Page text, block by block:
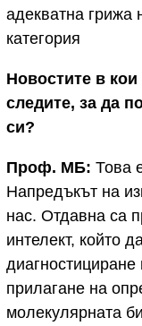
адекватна грижа
категория
Новостите в
следите, за да
си?
Проф. МБ: Това
Напредъкът на
нас. Отдавна са
интелект, който
прилагане на
молекулярната